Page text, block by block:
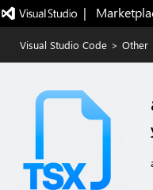
|
Visual Studio Code > Other